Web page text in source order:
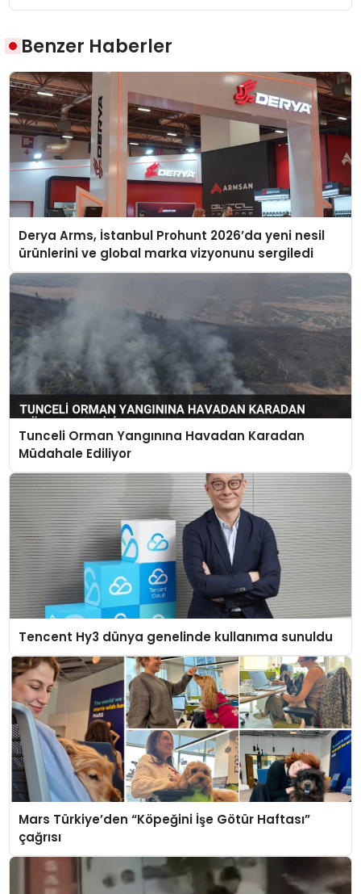
Benzer Haberler
Derya Arms, İstanbul Prohunt 2026’da yeni nesil
ürünlerini ve global marka vizyonunu sergiledi
Tunceli Orman Yangınına Havadan Karadan
Müdahale Ediliyor
Tencent Hy3 dünya genelinde kullanıma sunuldu
Mars Türkiye’den “Köpeğini İşe Götür Haftası”
çağrısı